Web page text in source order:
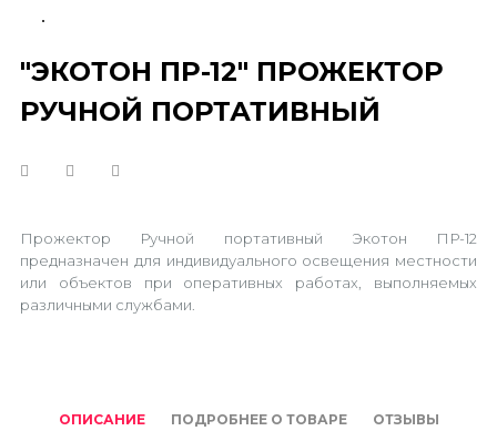
"ЭКОТОН ПР-12" ПРОЖЕКТОР
РУЧНОЙ ПОРТАТИВНЫЙ
Прожектор Ручной портативный Экотон ПР-12
предназначен для индивидуального освещения местности
или объектов при оперативных работах, выполняемых
различными службами.
ОПИСАНИЕ ПОДРОБНЕЕ О ТОВАРЕ ОТЗЫВЫ